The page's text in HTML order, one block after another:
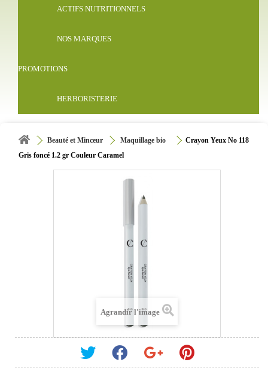
ACTIFS NUTRITIONNELS
NOS MARQUES
PROMOTIONS
HERBORISTERIE
Beauté et Minceur Maquillage bio
Crayon Yeux No 118
Gris foncé 1.2 gr Couleur Caramel
Agrandir l'image